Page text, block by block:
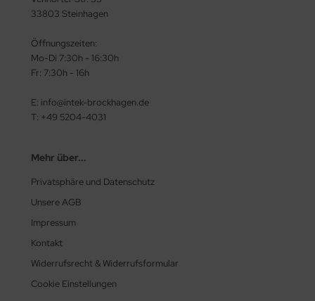
33803 Steinhagen
Öffnungszeiten:
Mo-Di 7:30h - 16:30h
Fr: 7:30h - 16h
E: info@intek-brockhagen.de
T: +49 5204-4031
Mehr über...
Privatsphäre und Datenschutz
Unsere AGB
Impressum
Kontakt
Widerrufsrecht & Widerrufsformular
Cookie Einstellungen